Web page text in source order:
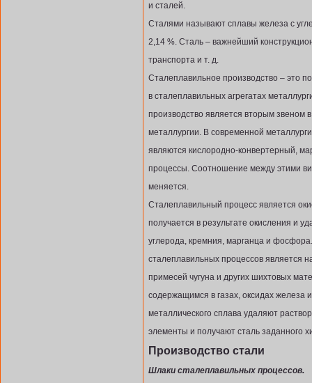
и сталей.
Сталями называют сплавы железа с
2,14 %. Сталь – важнейший
транспорта и т. д.
Сталеплавильное производство – это
в сталеплавильных агрегатах
производство является вторым звеном
металлургии. В современной
являются кислородно-конвертерный,
процессы. Соотношение между этими
меняется.
Сталеплавильный процесс является
получается в результате окисления и
углерода, кремния, марганца и
сталеплавильных процессов является
примесей чугуна и других шихтовых
содержащимся в газах, оксидах железа
металлического сплава удаляют
элементы и получают сталь заданного
Производство стали
Шлаки сталеплавильных процессов.